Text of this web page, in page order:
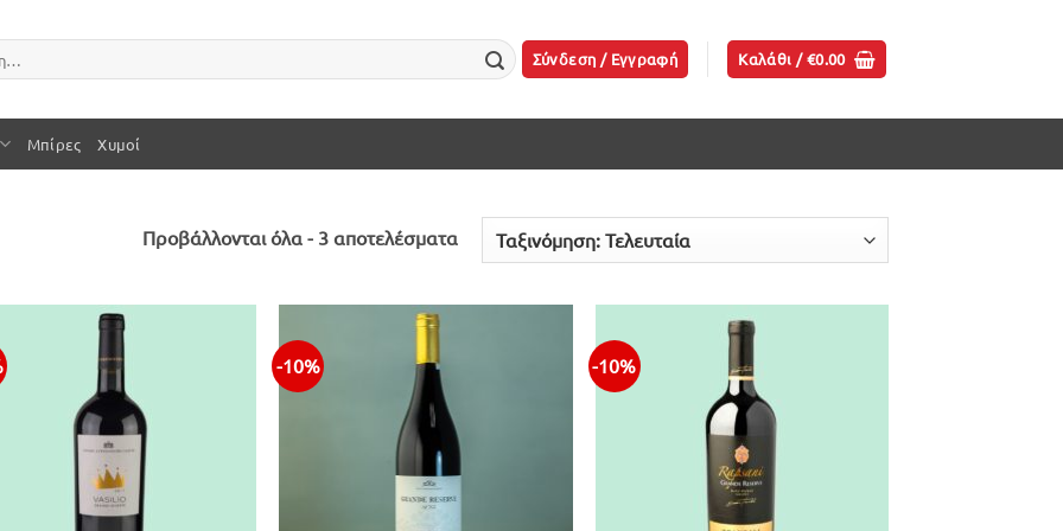
Σύνδεση / Εγγραφή Καλάθι /€0.00
Μπίρες Χυμοί
Προβάλλονται όλα - 3 αποτελέσματαSorted
-10% -10%